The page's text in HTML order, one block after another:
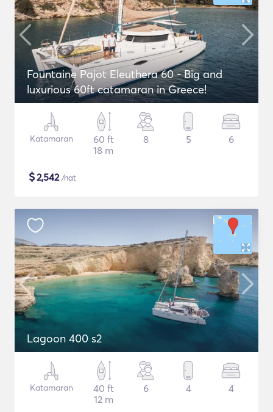
Fountaine Pajot Eleuthera 60 - Big and
luxurious 60ft catamaran in Greece!
Katamaran
60 ft
18 m
8 5 6
$2,542/nat
Lagoon 400 s2
Katamaran
40 ft
12 m
6 4 4